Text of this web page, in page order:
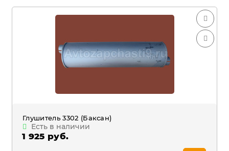
Глушитель 3302 (Баксан)
Есть в наличии
1 925 руб.